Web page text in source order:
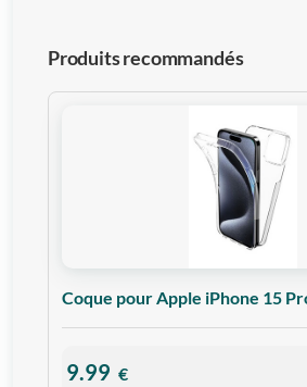
Produits recommandés
Coque pour Apple iPhone 15
9.99 €